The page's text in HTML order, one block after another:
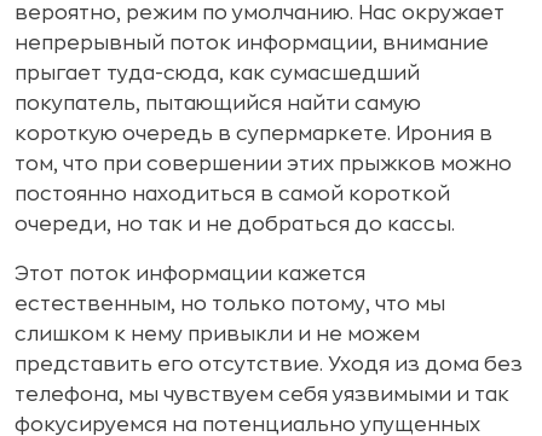
вероятно, режим по умолчанию. Нас окружает
непрерывный поток информации, внимание
прыгает туда-сюда, как сумасшедший
покупатель, пытающийся найти самую
короткую очередь в супермаркете. Ирония в
том, что при совершении этих прыжков можно
постоянно находиться в самой короткой
очереди, но так и не добраться до кассы.
Этот поток информации кажется
естественным, но только потому, что мы
слишком к нему привыкли и не можем
представить его отсутствие. Уходя из дома без
телефона, мы чувствуем себя уязвимыми и так
фокусируемся на потенциально упущенных